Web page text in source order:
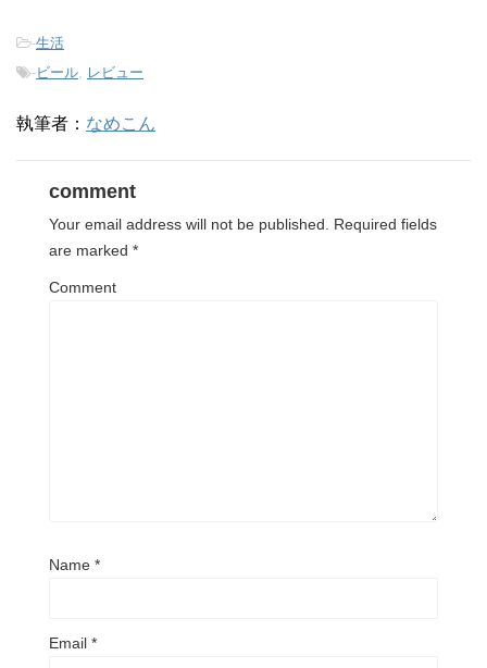
-生活
-ビール レビュー
執筆者： なめこん
comment
Your email address will not be published.
Required fields
are marked *
Comment
Name *
Email *